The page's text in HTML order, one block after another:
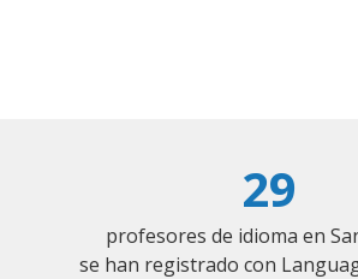
29
profesores de idioma en
se han registrado con